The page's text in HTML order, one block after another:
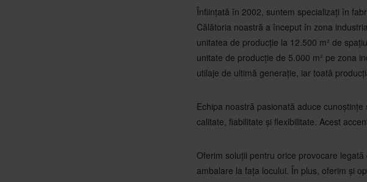
Înființată în 2002, suntem specializați în
Călătoria noastră a început în zona
unitatea de producție la 12.500 m² de
unitate de producție de 5.000 m² pe zona
utilaje de ultimă generație, iar toată
Echipa noastră pasionată aduce
calitate, fiabilitate și flexibilitate. Acest
Oferim soluții pentru orice provocare
ambalare la fața locului. În plus, oferim și